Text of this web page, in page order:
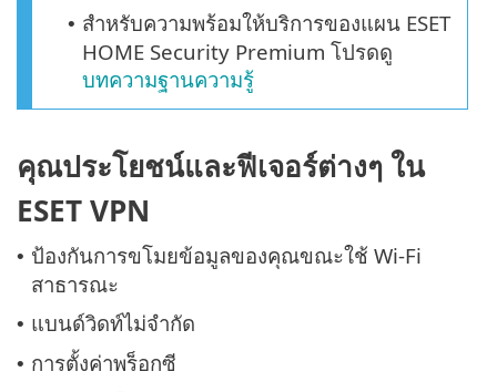
• สำหรับความพร้อมให้บริการของแผน ESET
HOME Security Premium โปรดดู
บทความฐานความรู้
คุณประโยชน์และฟีเจอร์ต่างๆ ใน
ESET VPN
• ป้องกันการขโมยข้อมูลของคุณขณะใช้ Wi-Fi
สาธารณะ
• แบนด์วิดท์ไม่จำกัด
• การตั้งค่าพร็อกซี